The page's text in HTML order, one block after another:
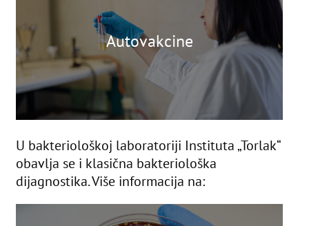
Autovakcine
U bakteriološkoj laboratoriji Instituta „Torlak“
obavlja se i klasična bakteriološka
dijagnostika. Više informacija na: